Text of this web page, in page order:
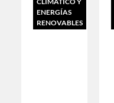
ENERGÍAS
RENOVABLES